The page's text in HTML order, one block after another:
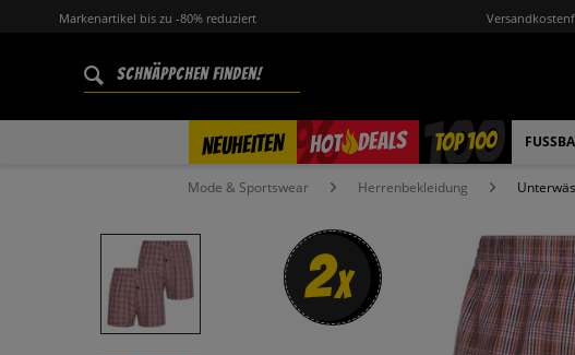
Markenartikel bis zu -80% reduziert
NEUHEITEN HOT DEALS
% TOP 100
Mode & Sportswear Herrenbekleidung
2x